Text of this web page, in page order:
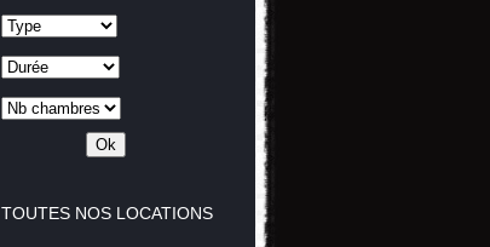
TOUTES NOS LOCATIONS